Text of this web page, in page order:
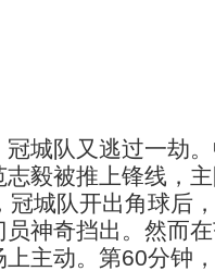
城队又逃过一劫
毅被推上锋线，
冠城队开出角球后
员神奇挡出。然而
上主动。第60分钟